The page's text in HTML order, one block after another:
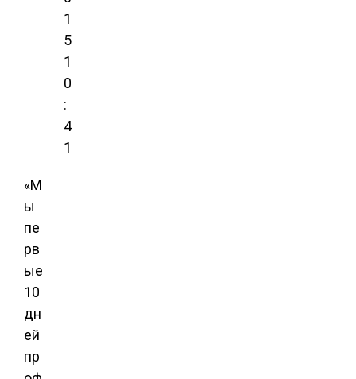
1
5
1
0
:
4
1
«М
ы
пе
рв
ые
10
дн
ей
пр